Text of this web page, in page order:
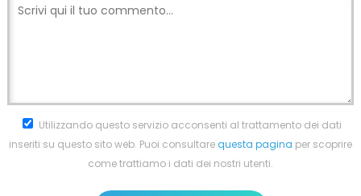
Utilizzando questo servizio acconsenti al trattamento dei dati
inseriti su questo sito web. Puoi consultarequesta pagina per scoprire
come trattiamo i dati dei nostri utenti.